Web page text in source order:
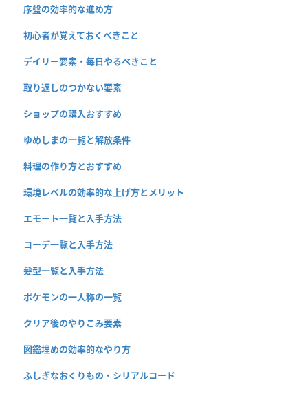
序盤の効率的な進め方
初心者が覚えておくべきこと
デイリー要素・毎日やるべきこと
取り返しのつかない要素
ショップの購入おすすめ
ゆめしまの一覧と解放条件
料理の作り方とおすすめ
環境レベルの効率的な上げ方とメリット
エモート一覧と入手方法
コーデ一覧と入手方法
髪型一覧と入手方法
ポケモンの一人称の一覧
クリア後のやりこみ要素
図鑑埋めの効率的なやり方
ふしぎなおくりもの・シリアルコード